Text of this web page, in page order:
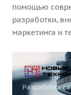
помощью
разработки,
маркетинга и
Разработка